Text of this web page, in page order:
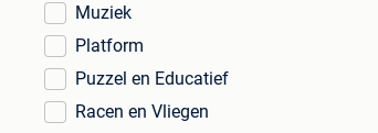
Muziek
Platform
Puzzel en Educatief
Racen en Vliegen